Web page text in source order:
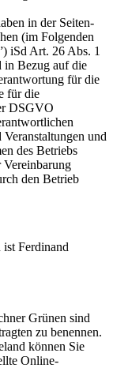
in der Seiten-
(im Folgenden
iSd Art. 26 Abs. 1
in Bezug auf die
für die
für die
DSGVO
und
des Betriebs
Vereinbarung
den Betrieb
Ferdinand
Grünen sind
zu benennen.
können Sie
Online-